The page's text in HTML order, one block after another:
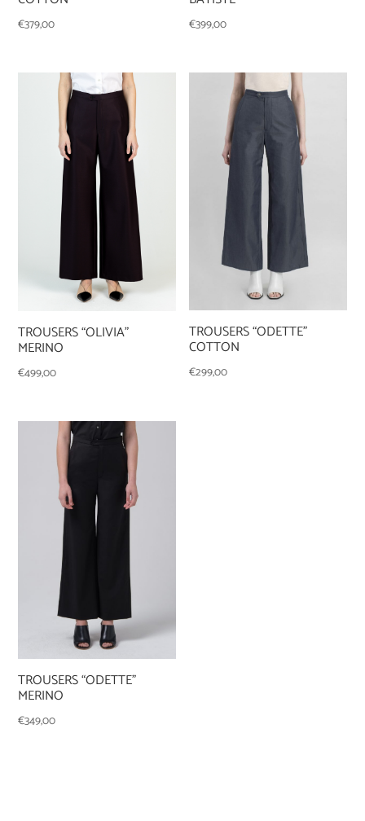
€379,00 €399,00
TROUSERS “OLIVIA”
MERINO
€499,00
TROUSERS “ODETTE”
COTTON
€299,00
TROUSERS “ODETTE”
MERINO
€349,00